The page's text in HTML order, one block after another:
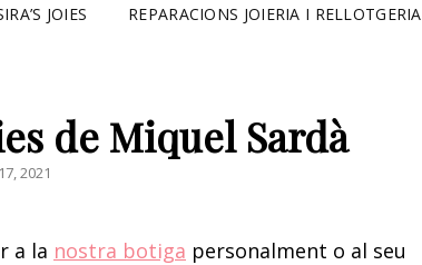
JOIES REPARACIONS JOIERIA I RELLOTGERIA
de Miquel Sardà
2021
a la nostra botiga personalment o al seu